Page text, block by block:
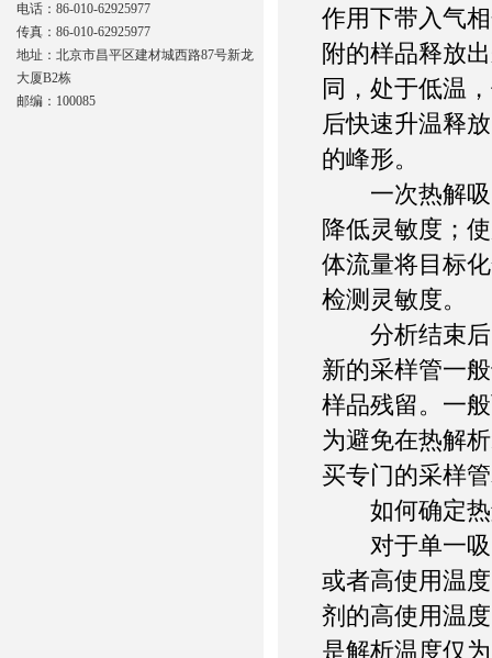
作用下带入气
附的样品释放
同，处于低温
后快速升温释
的峰形。
一次热解吸
降低灵敏度；
体流量将目标
检测灵敏度。
分析结束后
新的采样管一
样品残留。一
为避免在热解
买专门的采样
如何确定热
对于单一吸
或者高使用温
剂的高使用温
是解析温度仅
电话：86-010-62925977
传真：86-010-62925977
地址：北京市昌平区建材城西路87号新龙
大厦B2栋
邮编：100085